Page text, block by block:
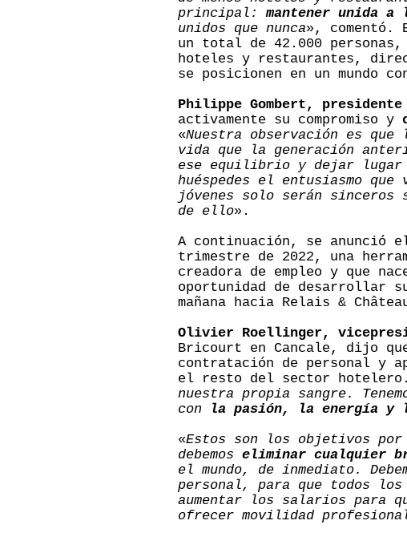
principal:mantener unida a
unidos que nunca», comentó.
un total de 42.000
hoteles y restaurantes,
se posicionen en un mundo
Philippe Gombert, presidente
activamente su compromiso y
«Nuestra observación es
vida que la generación
ese equilibrio y dejar
huéspedes el entusiasmo que
jóvenes solo serán sinceros
de ello».
A continuación, se anunció
trimestre de 2022, una
creadora de empleo y que
oportunidad de desarrollar
mañana hacia Relais &
Olivier Roellinger,
Bricourt en Cancale, dijo
contratación de personal y
el resto del sector
nuestra propia sangre.
con
la pasión, la energía y
«Estos son los objetivos por
debemos eliminar cualquier
el mundo, de inmediato.
personal, para que todos los
aumentar los salarios para
ofrecer movilidad